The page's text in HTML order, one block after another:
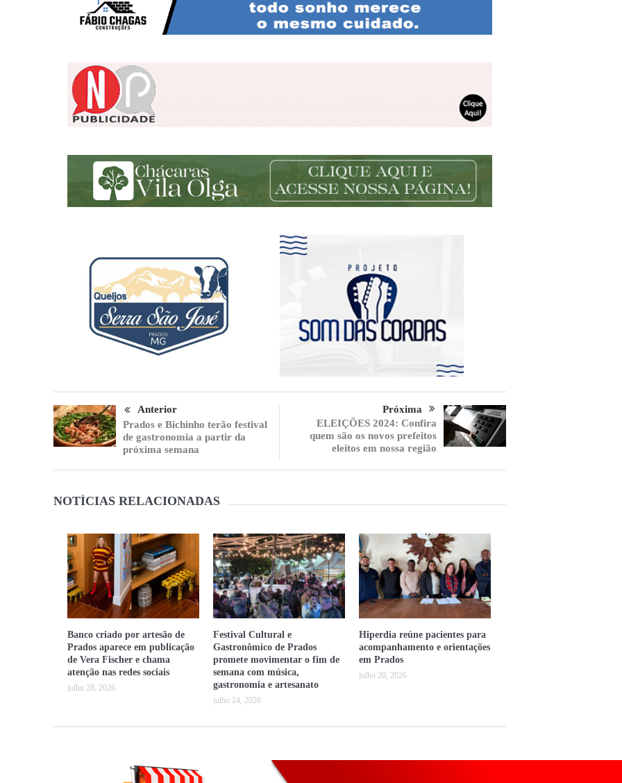
Anterior
Prados e Bichinho terão festival
de gastronomia a partir da
próxima semana
Próxima
ELEIÇÕES 2024: Confira
quem são os novos prefeitos
eleitos em nossa região
NOTÍCIAS RELACIONADAS
Banco criado por artesão de
Prados aparece em publicação
de Vera Fischer e chama
atenção nas redes sociais
julho 28, 2026
Festival Cultural e
Gastronômico de Prados
promete movimentar o fim de
semana com música,
gastronomia e artesanato
julho 24, 2026
Hiperdia reúne pacientes para
acompanhamento e orientações
em Prados
julho 20, 2026